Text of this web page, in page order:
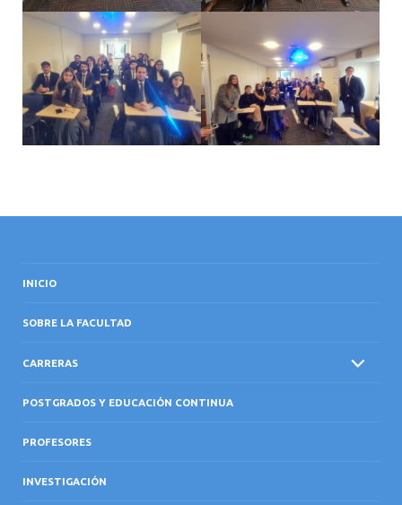
INICIO
SOBRE LA FACULTAD
CARRERAS
POSTGRADOS Y EDUCACIÓN CONTINUA
PROFESORES
INVESTIGACIÓN